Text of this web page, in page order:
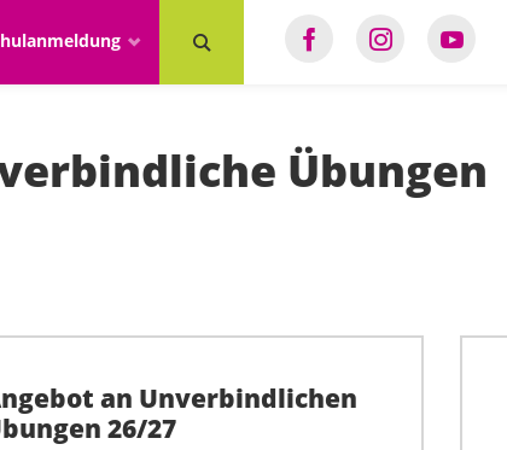
Übungen
an Unverbindlichen
26/27